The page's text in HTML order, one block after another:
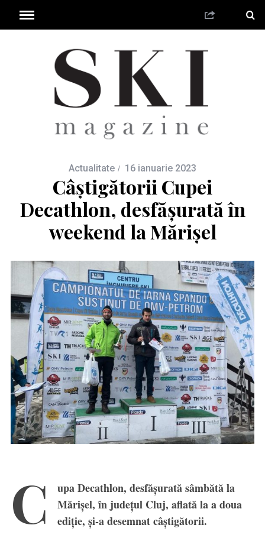
Actualitate 16 ianuarie 2023
Câștigătorii Cupei
Decathlon, desfășurată în
weekend la Mărișel
C
upa Decathlon, desfășurată sâmbătă la
Mărișel, în județul Cluj, aflată la a doua
ediție, și-a desemnat câștigătorii.